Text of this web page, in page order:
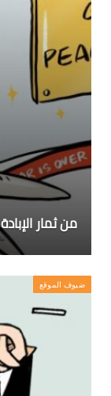
من ثمار الإبادة
ضيوف الموقع